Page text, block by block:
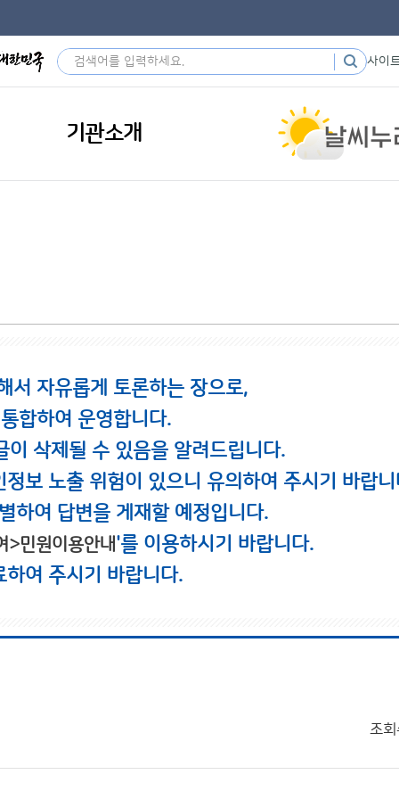
사이
기관소개
서 자유롭게 토론하는 장으로,
합하여 운영합니다.
삭제될 수 있음을 알려드립니다.
보 노출 위험이 있으니 유의하여 주시기 바랍니
하여 답변을 게재할 예정입니다.
>민원이용안내'를 이용하시기 바랍니다.
여 주시기 바랍니다.
조회